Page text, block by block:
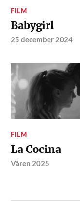
FILM
Babygirl
25 december 2024
FILM
La Cocina
Våren 2025